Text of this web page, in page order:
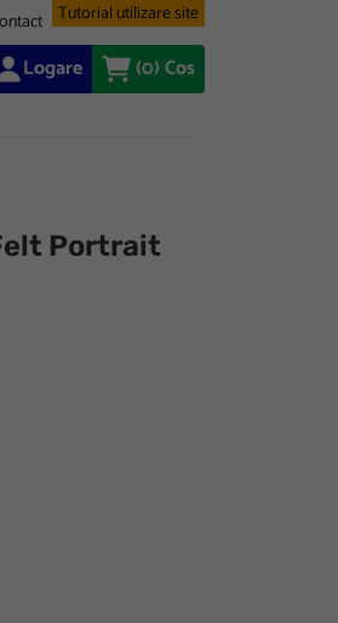
Tutorial utilizare site
Logare (0)Cos
Portrait